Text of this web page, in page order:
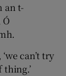
an t-
can’t try